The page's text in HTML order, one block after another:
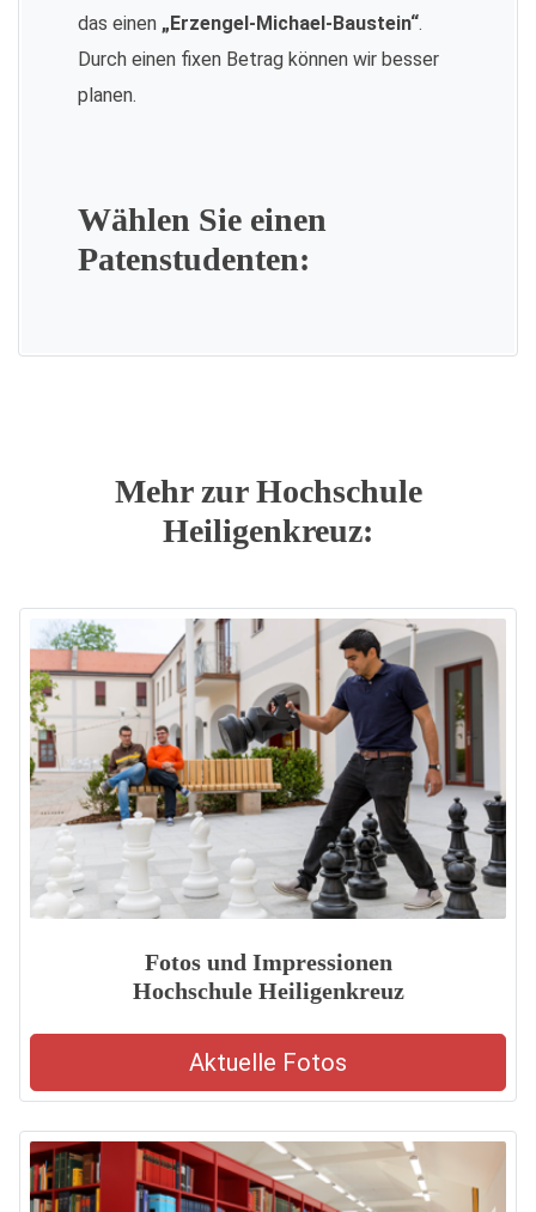
das einen „Erzengel-Michael-Baustein“.
Durch einen fixen Betrag können wir besser
planen.
Wählen Sie einen
Patenstudenten:
Mehr zur Hochschule
Heiligenkreuz:
Fotos und Impressionen
Hochschule Heiligenkreuz
Aktuelle Fotos